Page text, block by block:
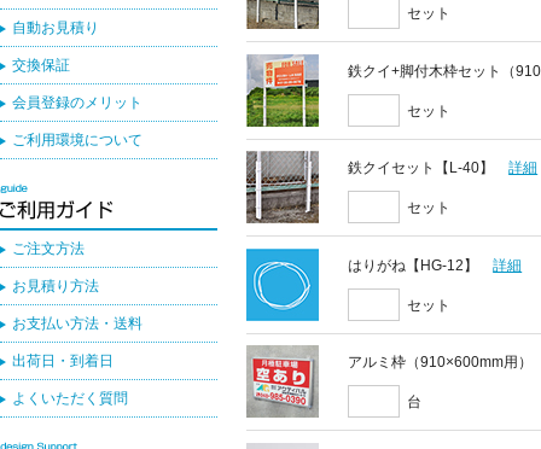
セット
鉄クイ+脚付木枠セット（
セット
鉄クイセット【L-40】 詳細
セット
はりがね【HG-12】 詳細
セット
アルミ枠（910×600mm用）
台
自動お見積り
交換保証
会員登録のメリット
ご利用環境について
ご注文方法
お見積り方法
お支払い方法・送料
出荷日・到着日
よくいただく質問